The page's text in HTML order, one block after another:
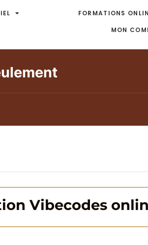
FORMATIONS
MON
Vibecodes